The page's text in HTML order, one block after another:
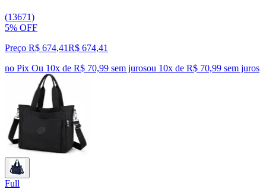
(13671)
5% OFF
Preço R$ 674,41R$ 674,41
no Pix Ou 10x de R$ 70,99 sem jurosou 10x de R$ 70,99 sem juros
Full